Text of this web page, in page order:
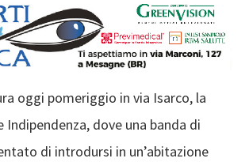
oggi pomeriggio in via Isarco, la
Indipendenza, dove una banda di
di introdursi in un’abitazione